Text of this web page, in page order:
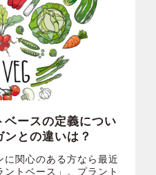
ベースの定義につい
との違いは？
に関心のある方なら最近
ントベース」。プラント